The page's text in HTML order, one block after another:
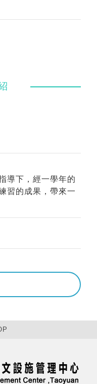
導下，經一學年的
習的成果，帶來一